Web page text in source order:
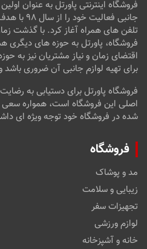
فروشگاه اینترنتی پاورتل به عنوان
جانبی
تلفن های همراه آغاز کرد. با گذشت
فروشگاه، پاورتل به حوزه های دیگری
اقتضای زمان و نیاز مشتریان نیز به
برای تهیه لوازم جانبی آن ضروری
فروشگاه پاورتل برای دستیابی به
اصلی این فروشگاه است، همواره سعی
شده در فروشگاه خود توجه ویژه ای
فروشگاه
مد و پوشاک
زیبایی و سلامت
تجهیزات سفر
لوازم ورزشی
خانه و آشپزخانه